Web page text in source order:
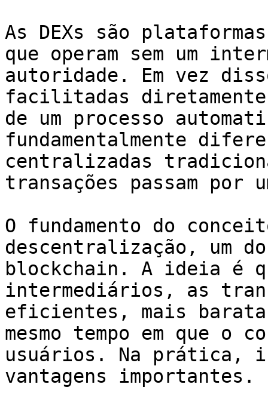
As DEXs são
que operam sem um
autoridade. Em vez
facilitadas
de um processo
fundamentalmente
centralizadas
transações passam por
O fundamento do
descentralização, um
blockchain. A ideia é
intermediários, as
eficientes, mais
mesmo tempo em que o
usuários. Na prática,
vantagens importantes.